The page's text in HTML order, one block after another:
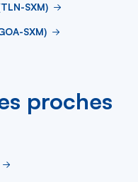
SXM)
SXM)
proches